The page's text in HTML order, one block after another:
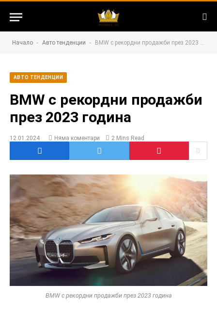
Начало - Авто тенденции - BMW с рекордни продажби през 2023 година
АВТО ТЕНДЕНЦИИ
BMW с рекордни продажби
през 2023 година
12.01.2024 Няма коментари 2 Mins Read
BMW с рекордни продажби през 2023 година